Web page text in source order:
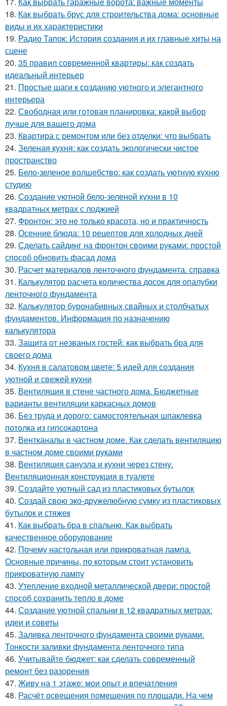
18. Как выбрать брус для строительства дома: основные
виды и их характеристики
19. Радио Тапок: История создания и их главные хиты на
сцене
20. 35 правил современной квартиры: как создать
идеальный интерьер
21. Простые шаги к созданию уютного и элегантного
интерьера
22. Свободная или готовая планировка: какой выбор
лучше для вашего дома
23. Квартира с ремонтом или без отделки: что выбрать
24. Зеленая кухня: как создать экологически чистое
пространство
25. Бело-зеленое волшебство: как создать уютную кухню
студию
26. Создание уютной бело-зеленой кухни в 10
квадратных метрах с лоджией
27. Фронтон: это не только красота, но и практичность
28. Осенние блюда: 10 рецептов для холодных дней
29. Сделать сайдинг на фронтон своими руками: простой
способ обновить фасад дома
30. Расчет материалов ленточного фундамента. справка
31. Калькулятор расчета количества досок для опалубки
ленточного фундамента
32. Калькулятор буронабивных свайных и столбчатых
фундаментов. Информация по назначению
калькулятора
33. Защита от незваных гостей: как выбрать бра для
своего дома
34. Кухня в салатовом цвете: 5 идей для создания
уютной и свежей кухни
35. Вентиляция в стене частного дома. Бюджетные
варианты вентиляции каркасных домов
36. Без труда и дорого: самостоятельная шпаклевка
потолка из гипсокартона
37. Вентканалы в частном доме. Как сделать вентиляцию
в частном доме своими руками
38. Вентиляция санузла и кухни через стену.
Вентиляционная конструкция в туалете
39. Создайте уютный сад из пластиковых бутылок
40. Создай свою эко-дружелюбную сумку из пластиковых
бутылок и стяжек
41. Как выбрать бра в спальню. Как выбрать
качественное оборудование
42. Почему настольная или прикроватная лампа.
Основные причины, по которым стоит установить
прикроватную лампу
43. Утепление входной металлической двери: простой
способ сохранить тепло в доме
44. Создание уютной спальни в 12 квадратных метрах:
идеи и советы
45. Заливка ленточного фундамента своими руками.
Тонкости заливки фундамента ленточного типа
46. Учитывайте бюджет: как сделать современный
ремонт без разорения
47. Живу на 1 этаже: мои опыт и впечатления
48. Расчёт освещения помещения по площади. На чем